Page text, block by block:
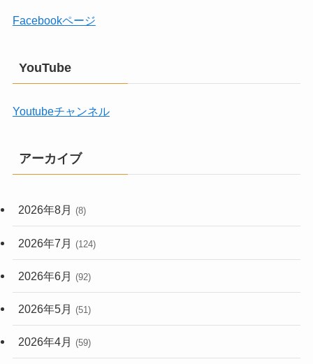
Facebookページ
YouTube
Youtubeチャンネル
アーカイブ
2026年8月 (8)
2026年7月 (124)
2026年6月 (92)
2026年5月 (51)
2026年4月 (59)